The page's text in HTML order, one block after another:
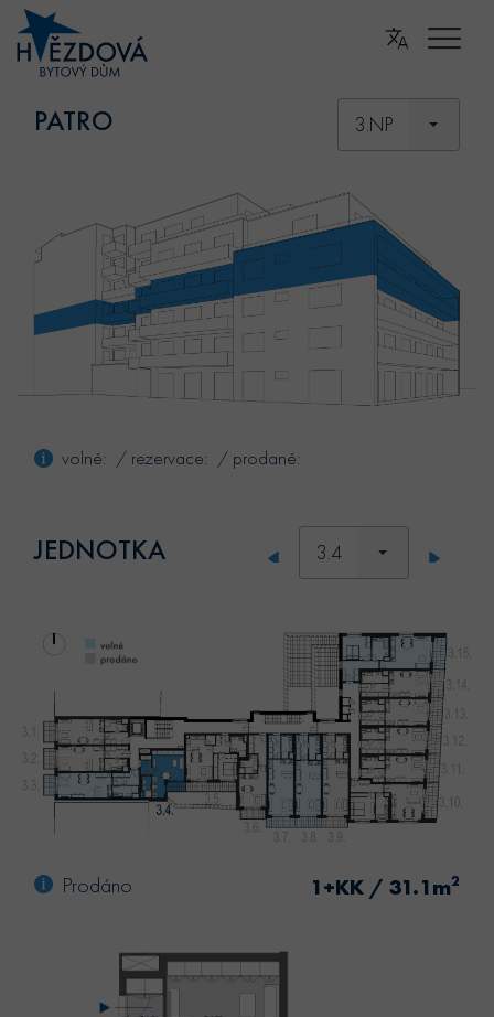
PATRO 3.NP
volné: / rezervace: / prodané:
JEDNOTKA 3.4
Prodáno 1+KK / 31.1m2